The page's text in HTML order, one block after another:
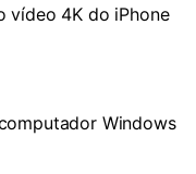
vídeo 4K do iPhone
Windows